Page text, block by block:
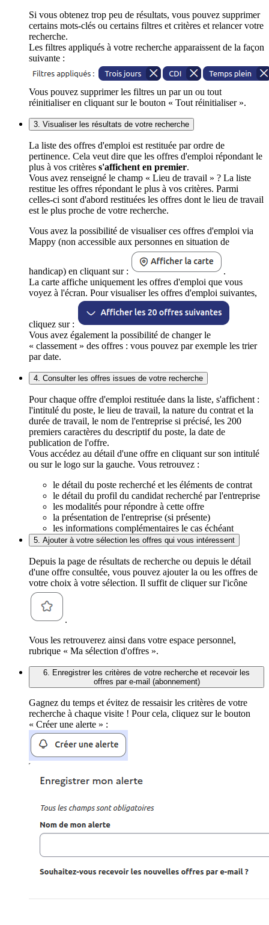
Si vous obtenez trop peu de résultats, vous pouvez supprimer
certains mots-clés ou certains filtres et critères et relancer votre
recherche.
Les filtres appliqués à votre recherche apparaissent de la façon
suivante :
Vous pouvez supprimer les filtres un par un ou tout
réinitialiser en cliquant sur le bouton « Tout réinitialiser ».
3. Visualiser les résultats de votre recherche
La liste des offres d'emploi est restituée par ordre de
pertinence. Cela veut dire que les offres d'emploi répondant le
plus à vos critères s'affichent en premier.
Vous avez renseigné le champ « Lieu de travail » ? La liste
restitue les offres répondant le plus à vos critères. Parmi
celles-ci sont d'abord restituées les offres dont le lieu de travail
est le plus proche de votre recherche.
Vous avez la possibilité de visualiser ces offres d'emploi via
Mappy (non accessible aux personnes en situation de
handicap) en cliquant sur :
.
La carte affiche uniquement les offres d'emploi que vous
voyez à l'écran. Pour visualiser les offres d'emploi suivantes,
cliquez sur :
Vous avez également la possibilité de changer le
« classement » des offres : vous pouvez par exemple les trier
par date.
4. Consulter les offres issues de votre recherche
Pour chaque offre d'emploi restituée dans la liste, s'affichent :
l'intitulé du poste, le lieu de travail, la nature du contrat et la
durée de travail, le nom de l'entreprise si précisé, les 200
premiers caractères du descriptif du poste, la date de
publication de l'offre.
Vous accédez au détail d'une offre en cliquant sur son intitulé
ou sur le logo sur la gauche. Vous retrouvez :
le détail du poste recherché et les éléments de contrat
le détail du profil du candidat recherché par l'entreprise
les modalités pour répondre à cette offre
la présentation de l'entreprise (si présente)
les informations complémentaires le cas échéant
5. Ajouter à votre sélection les offres qui vous intéressent
Depuis la page de résultats de recherche ou depuis le détail
d'une offre consultée, vous pouvez ajouter la ou les offres de
votre choix à votre sélection. Il suffit de cliquer sur l'icône
.
Vous les retrouverez ainsi dans votre espace personnel,
rubrique « Ma sélection d'offres ».
6. Enregistrer les critères de votre recherche et recevoir les
offres par e-mail (abonnement)
Gagnez du temps et évitez de ressaisir les critères de votre
recherche à chaque visite ! Pour cela, cliquez sur le bouton
« Créer une alerte » :